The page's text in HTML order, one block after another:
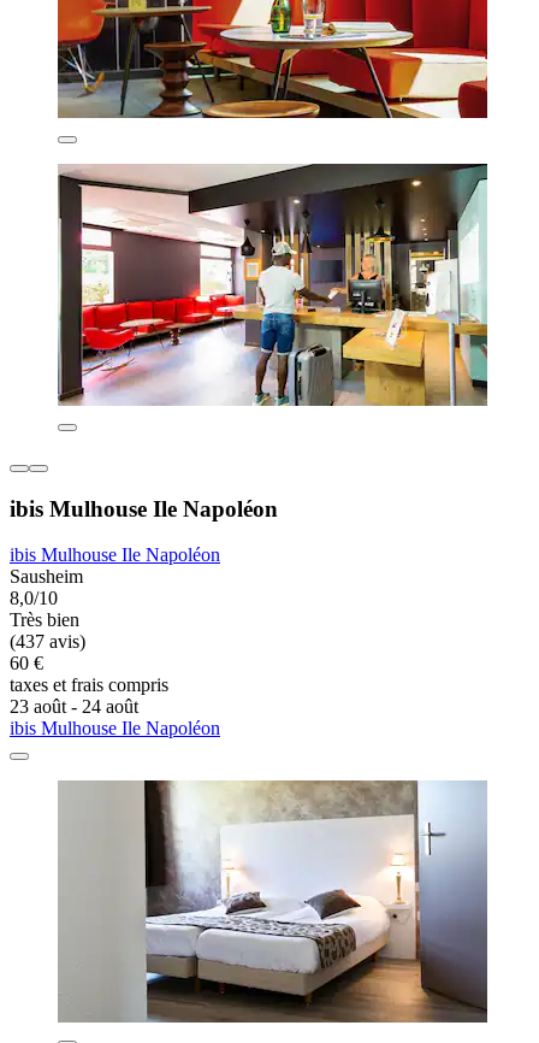
ibis Mulhouse Ile Napoléon
ibis Mulhouse Ile Napoléon
Sausheim
8,0/10
Très bien
(437 avis)
60 €
taxes et frais compris
23 août - 24 août
ibis Mulhouse Ile Napoléon